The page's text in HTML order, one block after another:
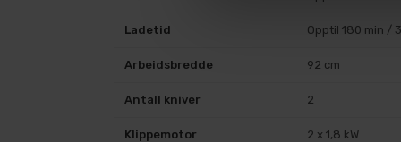
Ladetid Opptil 180 min /
Arbeidsbredde 92 cm
Antall kniver 2
Klippemotor 2 x 1,8 kW